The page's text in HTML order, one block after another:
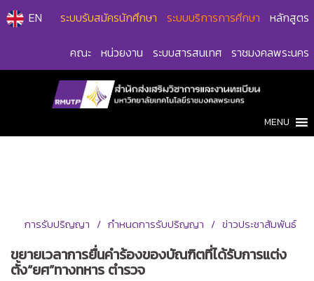
Skip
to
EN ระบบรับสมัครนักศึกษา ระบบบริการการศึกษา หลักสูตร
คณะ หน่วยงาน ระบบสารสนเทศ ราชมงคลพระนคร
MENU
การรับปริญญา กำหนดการรับปริญญา ข่าวประชาสัมพันธ์
ขยายเวลาการยื่นคำร้องของบัณฑิตที่ได้รับการแต่ง
ตั้ง“ยศ”ทางทหาร ตำรวจ